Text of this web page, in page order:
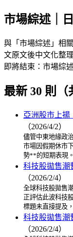
市場綜述｜
與「市場綜述」相
文原文後中文化整
即將結束：市場綜
最新 30 則（
亞洲股市上
（2026/4/2）
儘管中東地緣政
市場因假期休市
勢**的短期表現
科技股拋售潮
（2026/2/4）
全球科技股拋售
正評估此波科技
標題未直接提及
科技股拋售潮
（2026/2/4）